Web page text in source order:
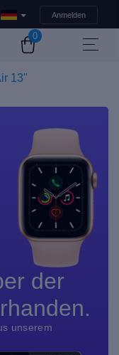
Anmelden
0
13"
der
unserem